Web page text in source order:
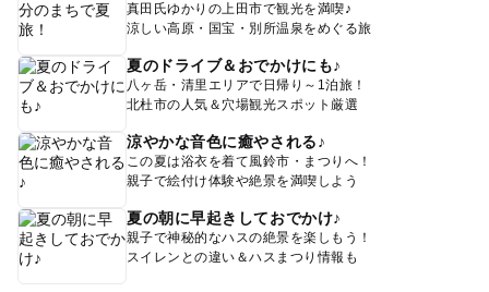
真田氏ゆかりの上田市で観光を満喫♪
涼しい高原・国宝・別所温泉をめぐる旅
夏のドライブ＆おでかけにも♪
八ヶ岳・清里エリアで日帰り～1泊旅！
北杜市の人気＆穴場観光スポット厳選
涼やかな音色に癒やされる♪
この夏は浴衣を着て風鈴市・まつりへ！
親子で絵付け体験や絶景を満喫しよう
夏の朝に早起きしておでかけ♪
親子で神秘的なハスの絶景を楽しもう！
スイレンとの違い＆ハスまつり情報も